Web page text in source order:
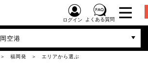
ログイン よくある質問
空港
福岡発 エリアから選ぶ